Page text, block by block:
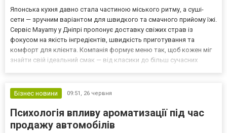
Японська кухня давно стала частиною міського ритму, а суші-
сети — зручним варіантом для швидкого та смачного прийому їжі.
Сервіс Mayamy у Дніпрі пропонує доставку свіжих страв із
фокусом на якість інгредієнтів, швидкість приготування та
комфорт для клієнта. Компанія формує меню так, щоб кожен міг
знайти свій ідеальний смак — від класики до більш сучасних
Бізнес новини
09:51, 26 червня
Психологія впливу ароматизації під час
продажу автомобілів